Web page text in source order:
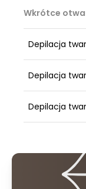
Wkrótce
Depilacja
Depilacja
Depilacja